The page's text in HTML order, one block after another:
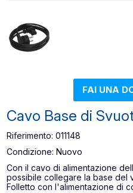
FAI UNA
Cavo Base di
Riferimento: 011148
Condizione: Nuovo
Con il cavo di alimentazione
possibile collegare la base del
Folletto con l'alimentazione di